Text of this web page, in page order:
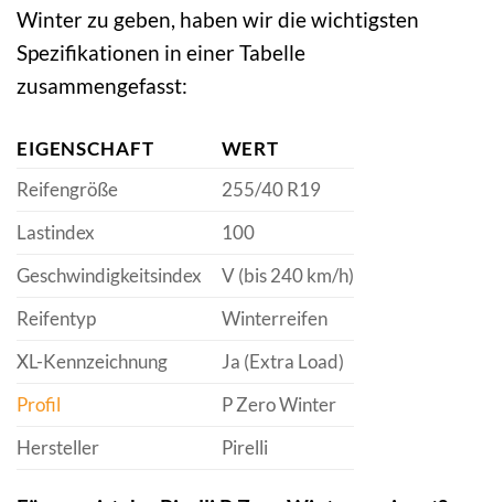
Winter zu geben, haben wir die wichtigsten
Spezifikationen in einer Tabelle
zusammengefasst:
EIGENSCHAFT
WERT
Reifengröße
255/40 R19
Lastindex
100
Geschwindigkeitsindex
V (bis 240 km/h)
Reifentyp
Winterreifen
XL-Kennzeichnung
Ja (Extra Load)
Profil
P Zero Winter
Hersteller
Pirelli